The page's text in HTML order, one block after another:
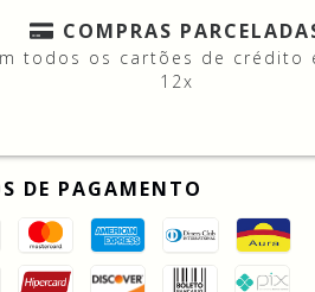
COMPRAS
todos os cartões de crédito
12x
DE PAGAMENTO